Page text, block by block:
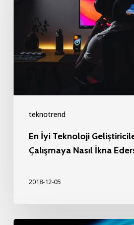
teknotrend
Geliştiricileri
Sizinle
Çalışmaya
Edersiniz?
En İyi Teknoloji
Çalışmaya Nasıl İkna
2018-12-05